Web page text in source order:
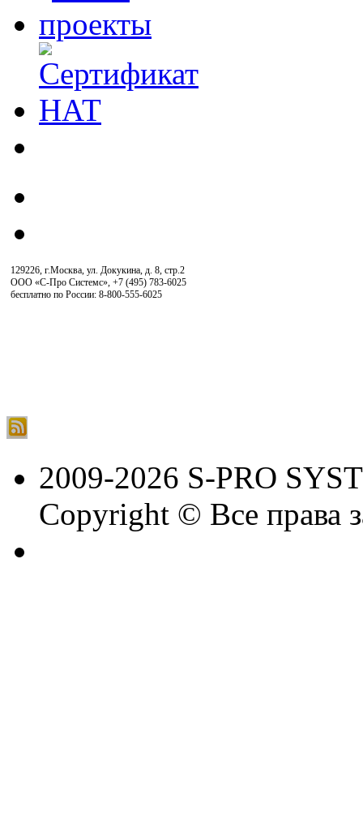
129226, г.Москва, ул. Докукина, д. 8, стр.2
ООО «С-Про Системс», +7 (495) 783-6025
бесплатно по России: 8-800-555-6025
2009-2026 S-PRO
Copyright © Все права